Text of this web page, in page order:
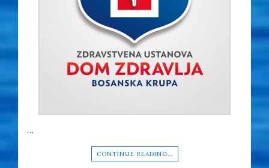
…
CONTINUE READING…